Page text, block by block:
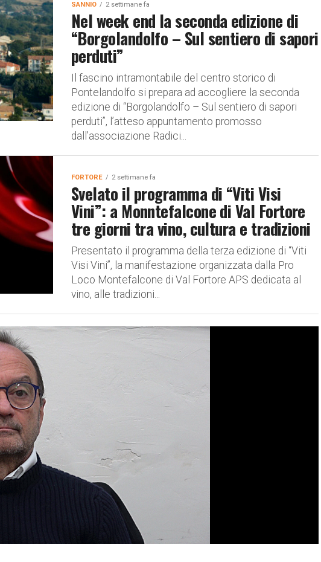
SANNIO 2 settimane fa
Nel week end la seconda edizione di
“Borgolandolfo – Sul sentiero di sapori
perduti”
Il fascino intramontabile del centro storico di
Pontelandolfo si prepara ad accogliere la seconda
edizione di “Borgolandolfo – Sul sentiero di sapori
perduti”, l’atteso appuntamento promosso
dall’associazione Radici...
FORTORE 2 settimane fa
Svelato il programma di “Viti Visi
Vini”: a Monntefalcone di Val Fortore
tre giorni tra vino, cultura e tradizioni
Presentato il programma della terza edizione di “Viti
Visi Vini”, la manifestazione organizzata dalla Pro
Loco Montefalcone di Val Fortore APS dedicata al
vino, alle tradizioni...